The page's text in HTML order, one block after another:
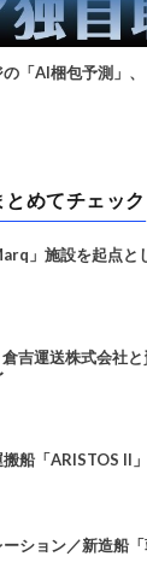
の「AI梱包予測」
とめてチェック
」施設を起点と
吉運送株式会社
船「ARISTOS II
ション／新造船